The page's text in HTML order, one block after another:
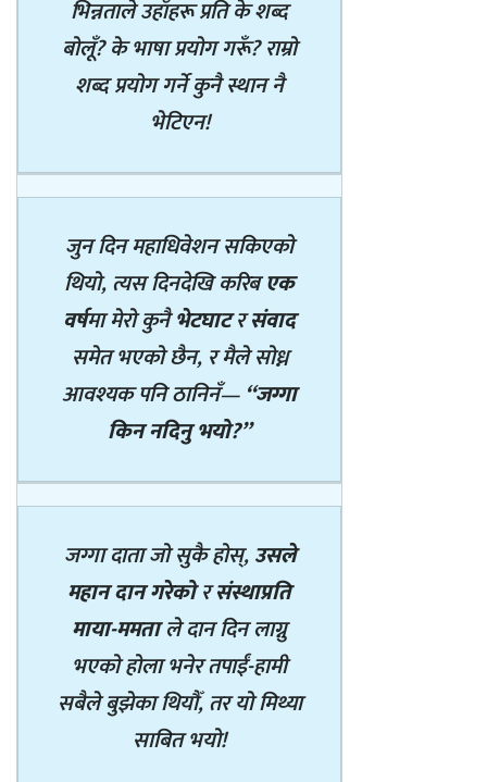
भिन्नताले उहाँहरू प्रति के शब्द
बोलूँ? के भाषा प्रयोग गरूँ? राम्रो
शब्द प्रयोग गर्ने कुनै स्थान नै
भेटिएन!
जुन दिन महाधिवेशन सकिएको
थियो, त्यस दिनदेखि करिबएक
वर्षमा मेरो कुनैभेटघाटरसंवाद
समेत भएको छैन, र मैले सोध्न
आवश्यक पनि ठानिनँ— “जग्गा
किन नदिनु भयो?”
जग्गा दाता जो सुकै होस्,उसले
महान दान गरेकोरसंस्थाप्रति
माया-ममताले दान दिन लाग्नु
भएको होला भनेर तपाईं-हामी
सबैले बुझेका थियौँ, तर यो मिथ्या
साबित भयो!